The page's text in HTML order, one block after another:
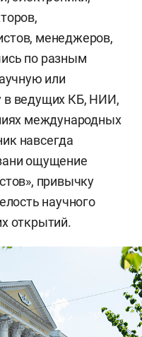
менеджеров,
по разным
или
в ведущих КБ, НИИ,
международных
навсегда
ощущение
привычку
научного
открытий.